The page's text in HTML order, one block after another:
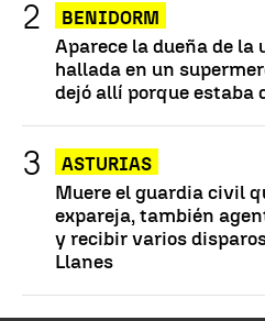
BENIDORM
Aparece la dueña de la
hallada en un
dejó allí porque estaba
ASTURIAS
Muere el guardia civil
expareja, también
y recibir varios
Llanes